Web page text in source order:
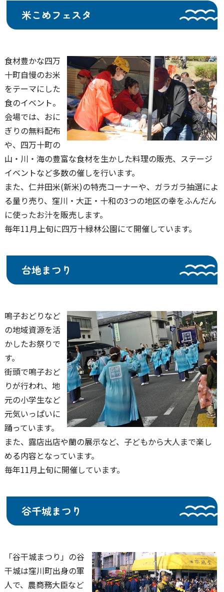
米こめフェスタ
食材豊かな四万
十町自慢のお米
をテーマにした
食のイベント。
会場では、おに
ぎりの無料配布
や、四万十町の
山・川・海の豊富な食材を生かした料理の販売、ステージ
イベントなど多数の催しを行います。
また、仁井田米(新米)の特売コーナーや、ガラガラ抽選によ
る量り売り、窪川・大正・十和の3つの地区の幸をふんだん
に使ったお汁を販売します。
毎年11月上旬に四万十緑林公園にて開催しています。
台地まつり
鳴子おどりなど
の地域資源を活
かしたお祭りで
す。
街頭で鳴子おど
りが行われ、地
元の小学生など
元気いっぱいに
踊っています。
また、露店出店や蘭の展示など、子どもから大人まで楽し
める内容となっています。
毎年11月上旬に開催しています。
谷千城まつり
「谷干城まつり」の谷
干城は窪川町出身の軍
人で、農商務大臣など